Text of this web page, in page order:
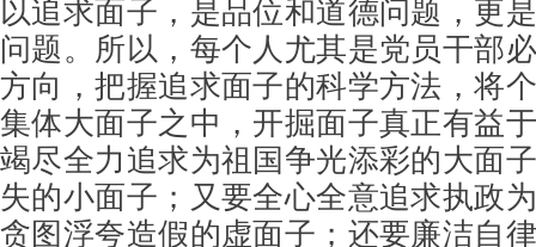
以追求面子，是品位和道德问题，更
问题。所以，每个人尤其是党员干部
方向，把握追求面子的科学方法，将
集体大面子之中，开掘面子真正有益
竭尽全力追求为祖国争光添彩的大面
失的小面子；又要全心全意追求执政
贪图浮夸造假的虚面子；还要廉洁自